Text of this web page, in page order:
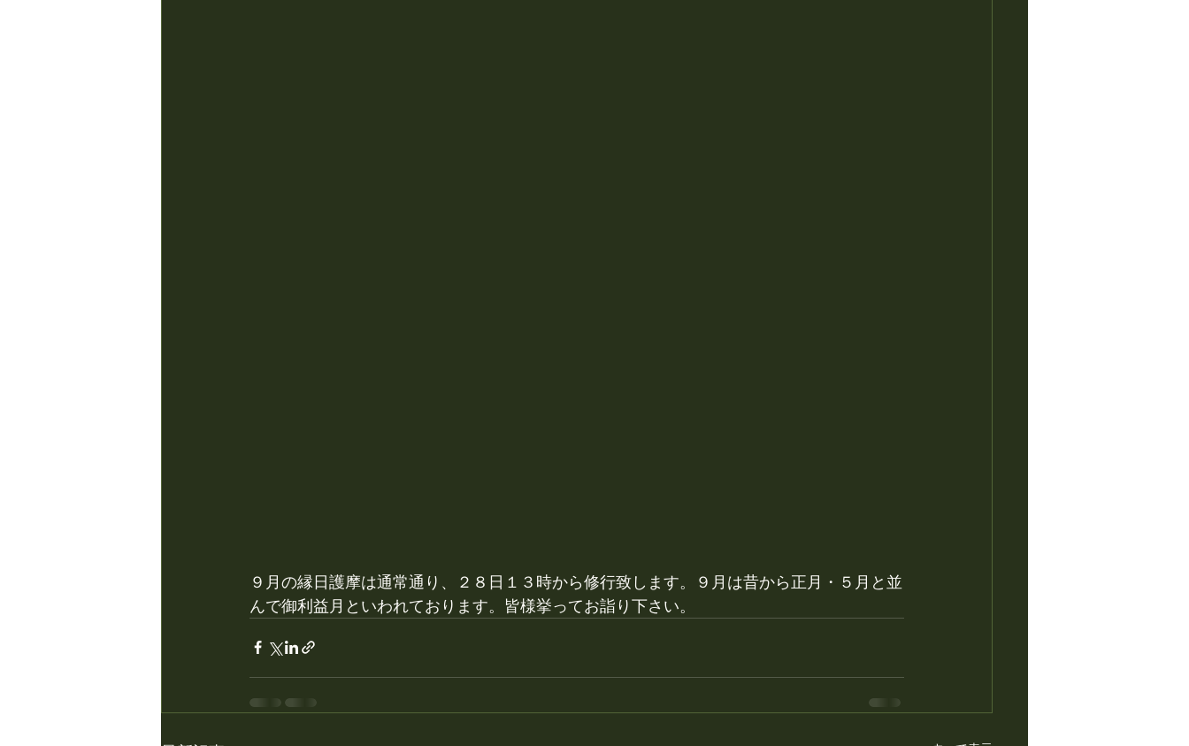
９月の縁日護摩は通常通り、２８日１３時から修行致します。９月は昔から正月・５月と並
んで御利益月といわれております。皆様挙ってお詣り下さい。